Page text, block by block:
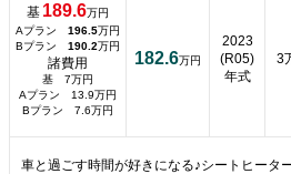
基 189.6万円
Aプラン 196.5万円
Bプラン 190.2万円
諸費用
基 7万円
Aプラン 13.9万円
Bプラン 7.6万円
182.6万円
2023
(R05)
年式
3
車と過ごす時間が好きになる♪シートヒー